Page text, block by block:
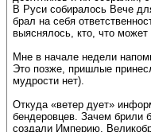
В Руси собиралось Вече
брал на себя
выяснялось, кто, что
Мне в начале недели
Это позже, пришлые
мудрости нет).
Откуда «ветер дует»
бендеровцев. Зачем брили
создали Империю,